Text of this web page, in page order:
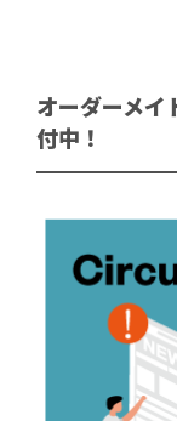
オーダーメイ
付中！